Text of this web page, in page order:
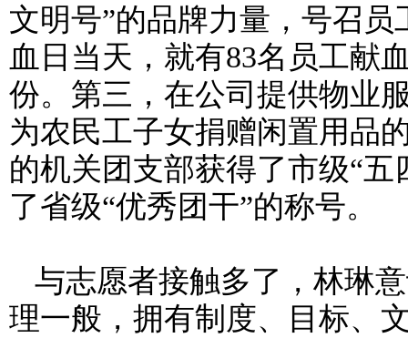
文明号”的品牌力量，号召
血日当天，就有83名员工献
份。第三，在公司提供物业
为农民工子女捐赠闲置用品
的机关团支部获得了市级“
了省级“优秀团干”的称号。
与志愿者接触多了，林琳
理一般，拥有制度、目标、